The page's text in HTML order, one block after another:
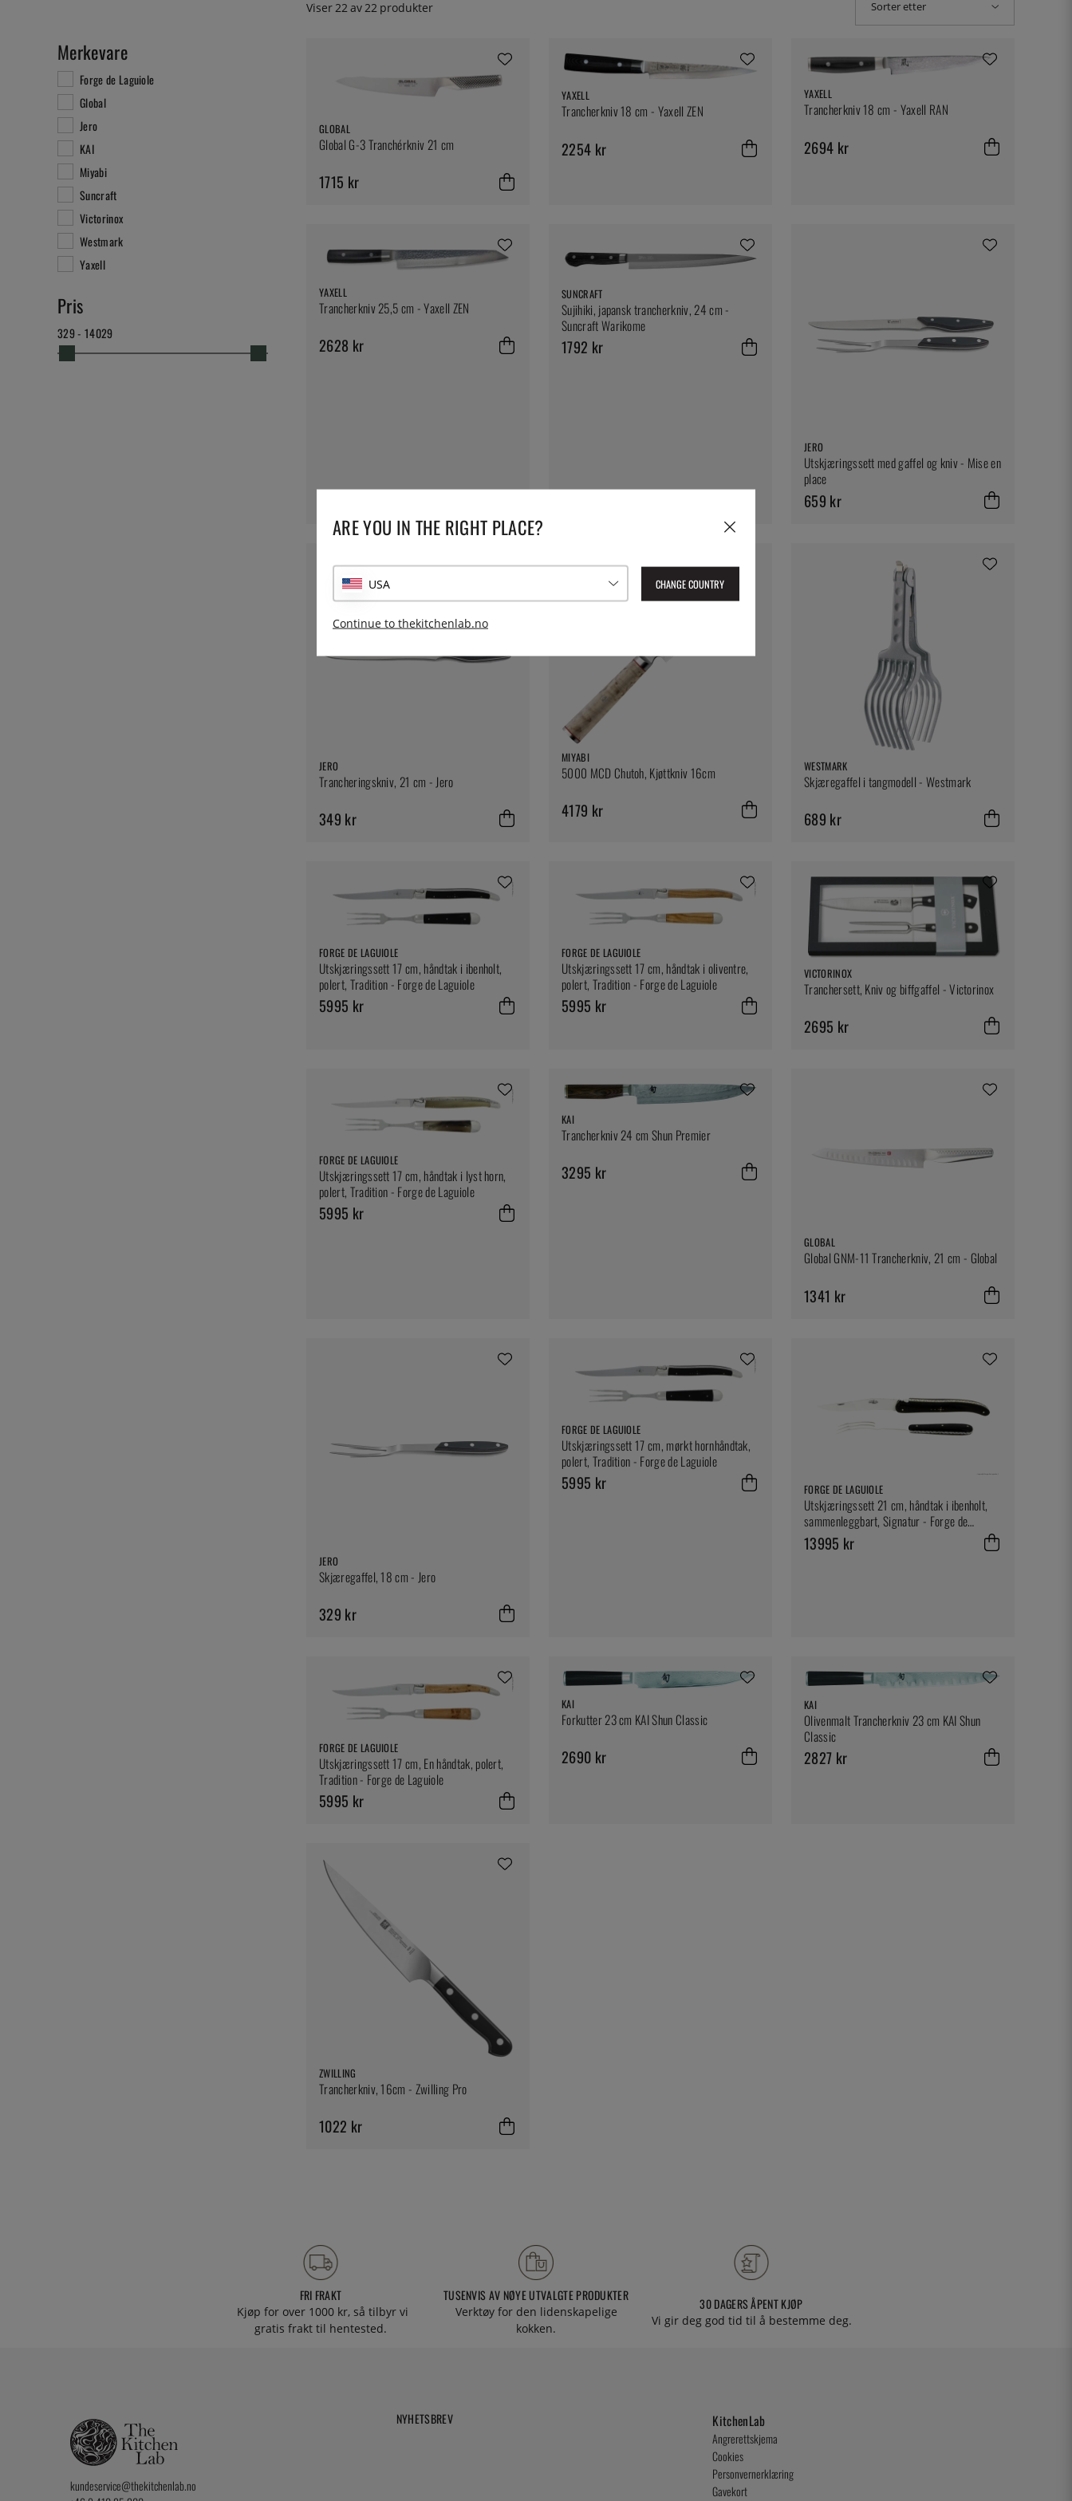
Viser 22 av 22 produkter Sorter etter
Merkevare
Forge de Laguiole
Global
Jero
KAI
Miyabi
Suncraft
Victorinox
Westmark
Yaxell
Pris
329 - 14029
GLOBAL
Global G-3 Tranchérkniv 21 cm
1715 kr
YAXELL
Trancherkniv 18 cm - Yaxell ZEN
2254 kr
YAXELL
Trancherkniv 18 cm - Yaxell RAN
2694 kr
YAXELL
Trancherkniv 25,5 cm - Yaxell ZEN
2628 kr
SUNCRAFT
Sujihiki, japansk trancherkniv, 24 cm -
Suncraft Warikome
1792 kr
JERO
Utskjæringssett med gaffel og kniv - Mise en
place
659 kr
JERO
Trancheringskniv, 21 cm - Jero
349 kr
MIYABI
5000 MCD Chutoh, Kjøttkniv 16cm
4179 kr
WESTMARK
Skjæregaffel i tangmodell - Westmark
689 kr
FORGE DE LAGUIOLE
Utskjæringssett 17 cm, håndtak i ibenholt,
polert, Tradition - Forge de Laguiole
5995 kr
FORGE DE LAGUIOLE
Utskjæringssett 17 cm, håndtak i oliventre,
polert, Tradition - Forge de Laguiole
5995 kr
VICTORINOX
Tranchersett, Kniv og biffgaffel - Victorinox
2695 kr
FORGE DE LAGUIOLE
Utskjæringssett 17 cm, håndtak i lyst horn,
polert, Tradition - Forge de Laguiole
5995 kr
KAI
Trancherkniv 24 cm Shun Premier
3295 kr
GLOBAL
Global GNM-11 Trancherkniv, 21 cm - Global
1341 kr
JERO
Skjæregaffel, 18 cm - Jero
329 kr
FORGE DE LAGUIOLE
Utskjæringssett 17 cm, mørkt hornhåndtak,
polert, Tradition - Forge de Laguiole
5995 kr FORGE DE LAGUIOLE
Utskjæringssett 21 cm, håndtak i ibenholt,
sammenleggbart, Signatur - Forge de
Laguiole
13995 kr
FORGE DE LAGUIOLE
Utskjæringssett 17 cm, En håndtak, polert,
Tradition - Forge de Laguiole
5995 kr
KAI
Forkutter 23 cm KAI Shun Classic
2690 kr
KAI
Olivenmalt Trancherkniv 23 cm KAI Shun
Classic
2827 kr
ZWILLING
Trancherkniv, 16cm - Zwilling Pro
1022 kr
FRI FRAKT
Kjøp for over 1000 kr, så tilbyr vi
gratis frakt til hentested.
TUSENVIS AV NØYE UTVALGTE PRODUKTER
Verktøy for den lidenskapelige
kokken.
30 DAGERS ÅPENT KJØP
Vi gir deg god tid til å bestemme deg.
kundeservice@thekitchenlab.no
NYHETSBREV KitchenLab
Angrerettskjema
Cookies
Personvernerklæring
Gavekort
ARE YOU IN THE RIGHT PLACE?
USA CHANGE COUNTRY
Continue to thekitchenlab.no